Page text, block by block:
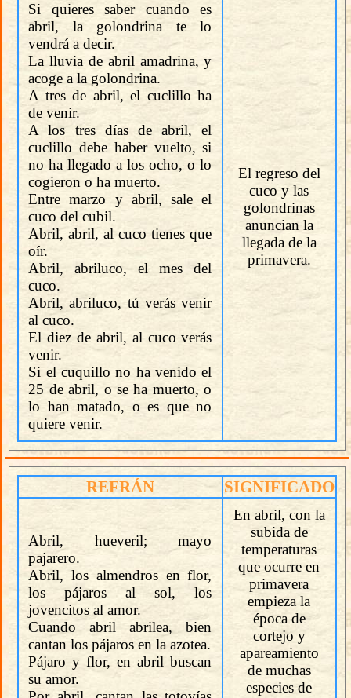
Si quieres saber cuando es
abril, la golondrina te lo
vendrá a decir.
La lluvia de abril amadrina, y
acoge a la golondrina.
A tres de abril, el cuclillo ha
de venir.
A los tres días de abril, el
cuclillo debe haber vuelto, si
no ha llegado a los ocho, o lo
cogieron o ha muerto.
Entre marzo y abril, sale el
cuco del cubil.
Abril, abril, al cuco tienes que
oír.
Abril, abriluco, el mes del
cuco.
Abril, abriluco, tú verás venir
al cuco.
El diez de abril, al cuco verás
venir.
Si el cuquillo no ha venido el
25 de abril, o se ha muerto, o
lo han matado, o es que no
quiere venir.
El regreso del
cuco y las
golondrinas
anuncian la
llegada de la
primavera.
REFRÁN SIGNIFICADO
Abril, hueveril; mayo
pajarero.
Abril, los almendros en flor,
los pájaros al sol, los
jovencitos al amor.
Cuando abril abrilea, bien
cantan los pájaros en la azotea.
Pájaro y flor, en abril buscan
su amor.
En abril, con la
subida de
temperaturas
que ocurre en
primavera
empieza la
época de
cortejo y
apareamiento
de muchas
especies de